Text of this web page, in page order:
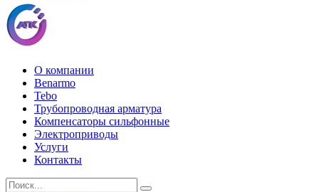
О компании
Benarmo
Tebo
Трубопроводная арматура
Компенсаторы сильфонные
Электроприводы
Услуги
Контакты